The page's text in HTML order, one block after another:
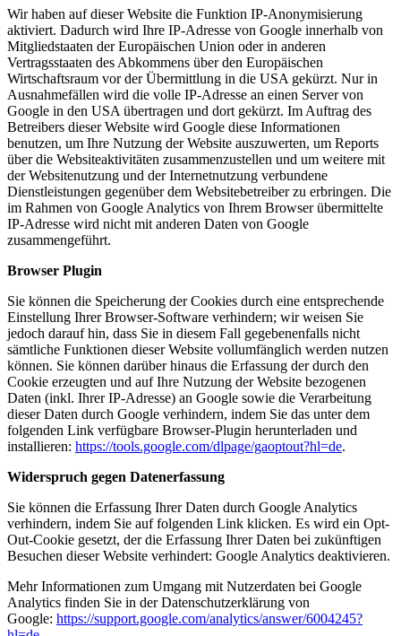
Wir haben auf dieser Website die Funktion IP-Anonymisierung
aktiviert. Dadurch wird Ihre IP-Adresse von Google innerhalb von
Mitgliedstaaten der Europäischen Union oder in anderen
Vertragsstaaten des Abkommens über den Europäischen
Wirtschaftsraum vor der Übermittlung in die USA gekürzt. Nur in
Ausnahmefällen wird die volle IP-Adresse an einen Server von
Google in den USA übertragen und dort gekürzt. Im Auftrag des
Betreibers dieser Website wird Google diese Informationen
benutzen, um Ihre Nutzung der Website auszuwerten, um Reports
über die Websiteaktivitäten zusammenzustellen und um weitere mit
der Websitenutzung und der Internetnutzung verbundene
Dienstleistungen gegenüber dem Websitebetreiber zu erbringen. Die
im Rahmen von Google Analytics von Ihrem Browser übermittelte
IP-Adresse wird nicht mit anderen Daten von Google
zusammengeführt.
Browser Plugin
Sie können die Speicherung der Cookies durch eine entsprechende
Einstellung Ihrer Browser-Software verhindern; wir weisen Sie
jedoch darauf hin, dass Sie in diesem Fall gegebenenfalls nicht
sämtliche Funktionen dieser Website vollumfänglich werden nutzen
können. Sie können darüber hinaus die Erfassung der durch den
Cookie erzeugten und auf Ihre Nutzung der Website bezogenen
Daten (inkl. Ihrer IP-Adresse) an Google sowie die Verarbeitung
dieser Daten durch Google verhindern, indem Sie das unter dem
folgenden Link verfügbare Browser-Plugin herunterladen und
installieren: https://tools.google.com/dlpage/gaoptout?hl=de.
Widerspruch gegen Datenerfassung
Sie können die Erfassung Ihrer Daten durch Google Analytics
verhindern, indem Sie auf folgenden Link klicken. Es wird ein Opt-
Out-Cookie gesetzt, der die Erfassung Ihrer Daten bei zukünftigen
Besuchen dieser Website verhindert: Google Analytics deaktivieren.
Mehr Informationen zum Umgang mit Nutzerdaten bei Google
Analytics finden Sie in der Datenschutzerklärung von
Google: https://support.google.com/analytics/answer/6004245?